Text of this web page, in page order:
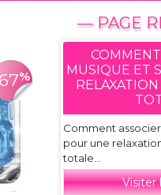
%
— PAGE
MUSIQUE ET
Comment
pour une
totale...
Visiter